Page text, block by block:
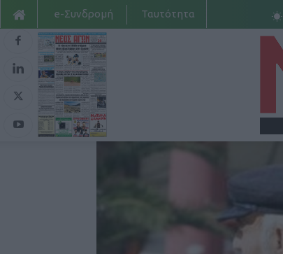
e-Συνδρομή Ταυτότητα